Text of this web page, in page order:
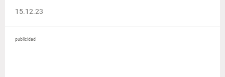
15.12.23
publicidad